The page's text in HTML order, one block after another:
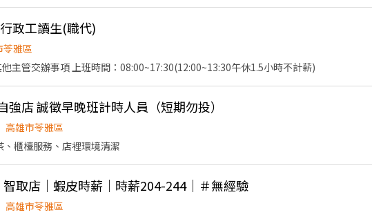
政工讀生(職代)
苓雅區
1.電子公文處理 2.其他主管交辦事項 上班時間：08:00~17:30(12:00~13:30午休1.5小時不計薪)
強店 誠徵早晚班計時人員（短期勿投）
高雄市苓雅區
、櫃檯服務、店裡環境清潔
取店｜蝦皮時薪｜時薪204-244｜＃無經驗
高雄市苓雅區